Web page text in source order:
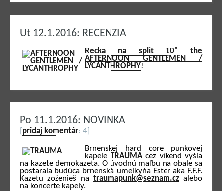
Ut 12.1.2016: RECENZIA
Recka na split 10" the
AFTERNOON GENTLEMEN /
LYCANTHROPHY!
Po 11.1.2016: NOVINKA
pridaj komentár: 4]
Brnenskej hard core punkovej
kapele TRAUMAcez víkend vyšla
na kazete demokazeta. O úvodnú maľbu na obale sa
postarala budúca brnenská umelkyňa Ester aka F.F.F.
Kazetu zoženieš na traumapunk@seznam.czalebo
na koncerte kapely.